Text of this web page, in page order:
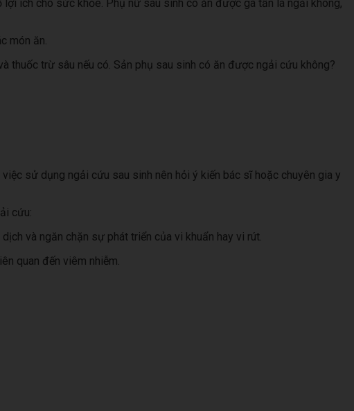
ích cho sức khỏe. Phụ nữ sau sinh có ăn được gà tần lá ngải không,
món ăn.
trừ sâu nếu có. Sản phụ sau sinh có ăn được ngải cứu không?
sử dụng ngải cứu sau sinh nên hỏi ý kiến bác sĩ hoặc chuyên gia y
cứu:
và ngăn chặn sự phát triển của vi khuẩn hay vi rút.
quan đến viêm nhiễm.